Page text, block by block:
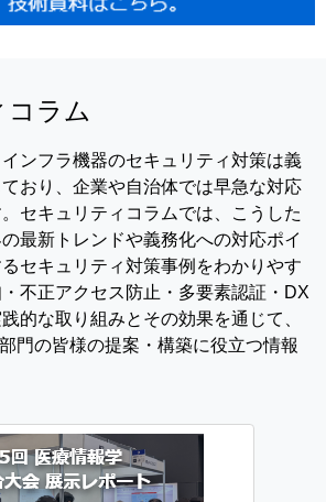
コラム
ンフラ機器のセキュリティ対策は義
おり、企業や自治体では早急な対応
セキュリティコラムでは、こうした
最新トレンドや義務化への対応ポイ
セキュリティ対策事例をわかりやす
不正アクセス防止・多要素認証・DX
的な取り組みとその効果を通じて、
門の皆様の提案・構築に役立つ情報